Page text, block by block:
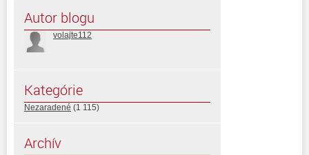
Autor blogu
volajte112
Kategórie
Nezaradené (1 115)
Archív